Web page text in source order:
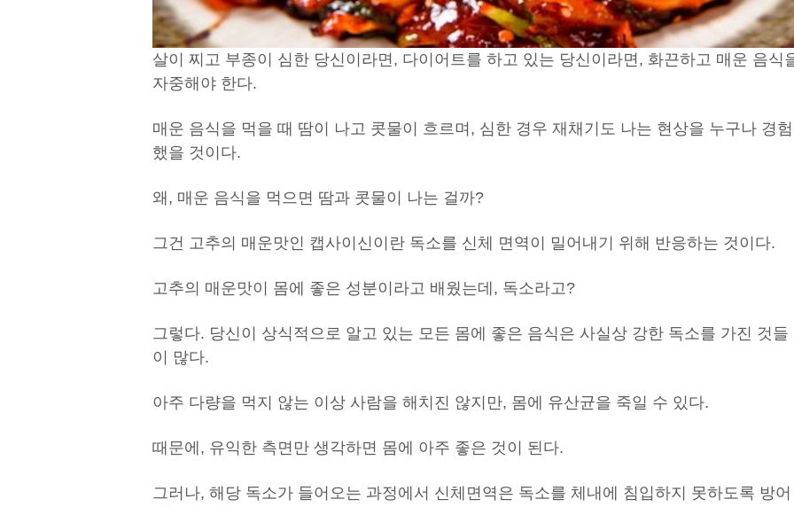
살이 찌고 부종이 심한 당신이라면, 다이어트를 하고 있는 당신이라면, 화끈하고 매운 음식
자중해야 한다.
매운 음식을 먹을 때 땀이 나고 콧물이 흐르며, 심한 경우 재채기도 나는 현상을 누구나 경험
했을 것이다.
왜, 매운 음식을 먹으면 땀과 콧물이 나는 걸까?
그건 고추의 매운맛인 캡사이신이란 독소를 신체 면역이 밀어내기 위해 반응하는 것이다.
고추의 매운맛이 몸에 좋은 성분이라고 배웠는데, 독소라고?
그렇다. 당신이 상식적으로 알고 있는 모든 몸에 좋은 음식은 사실상 강한 독소를 가진 것들
이 많다.
아주 다량을 먹지 않는 이상 사람을 해치진 않지만, 몸에 유산균을 죽일 수 있다.
때문에, 유익한 측면만 생각하면 몸에 아주 좋은 것이 된다.
그러나, 해당 독소가 들어오는 과정에서 신체면역은 독소를 체내에 침입하지 못하도록 방어